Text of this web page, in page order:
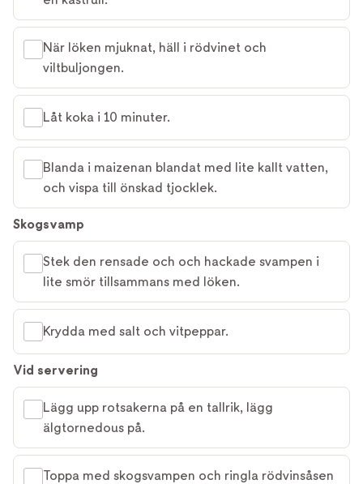
När löken mjuknat, häll i rödvinet och
viltbuljongen.
Låt koka i 10 minuter.
Blanda i maizenan blandat med lite kallt vatten,
och vispa till önskad tjocklek.
Skogsvamp
Stek den rensade och och hackade svampen i
lite smör tillsammans med löken.
Krydda med salt och vitpeppar.
Vid servering
Lägg upp rotsakerna på en tallrik, lägg
älgtornedous på.
Toppa med skogsvampen och ringla rödvinsåsen